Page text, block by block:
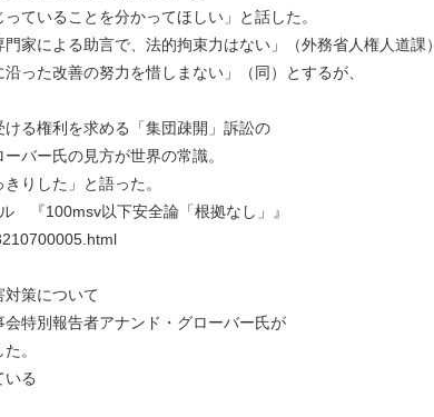
ていることを分かってほしい」と話した。
家による助言で、法的拘束力はない」（外務省人権人道課）
った改善の努力を惜しまない」（同）とするが、
る権利を求める「集団疎開」訴訟の
バー氏の見方が世界の常識。
りした」と語った。
『100msv以下安全論「根拠なし」』
策について
特別報告者アナンド・グローバー氏が
。
いる